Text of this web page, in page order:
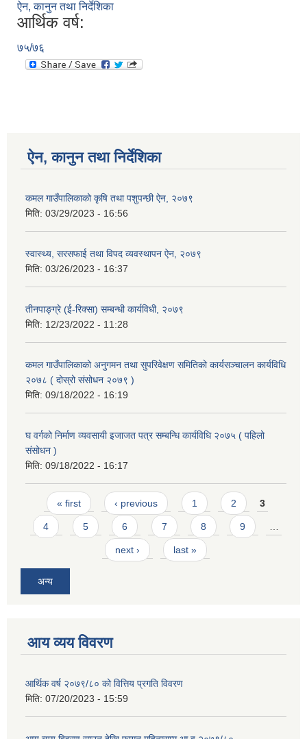
ऐन, कानुन तथा निर्देशिका
आर्थिक वर्ष:
७५/७६
ऐन, कानुन तथा निर्देशिका
कमल गाउँपालिकाको कृषि तथा पशुपन्छी ऐन, २०७९
मिति: 03/29/2023 - 16:56
स्वास्थ्य, सरसफाई तथा विपद व्यवस्थापन ऐन, २०७९
मिति: 03/26/2023 - 16:37
तीनपाङ्ग्रे (ई-रिक्सा) सम्बन्धी कार्यविधी, २०७९
मिति: 12/23/2022 - 11:28
कमल गाउँपालिकाको अनुगमन तथा सुपरिवेक्षण समितिको कार्यसञ्चालन कार्यविधि
२०७८ ( दोस्रो संसोधन २०७९ )
मिति: 09/18/2022 - 16:19
घ वर्गको निर्माण व्यवसायी इजाजत पत्र सम्बन्धि कार्यविधि २०७५ ( पहिलो
संसोधन )
मिति: 09/18/2022 - 16:17
Pages
« first ‹ previous 1 2 3
4 5 6 7 8 9
next › last »
अन्य
आय व्यय विवरण
आर्थिक वर्ष २०७९/८० को वित्तिय प्रगति विवरण
मिति: 07/20/2023 - 15:59